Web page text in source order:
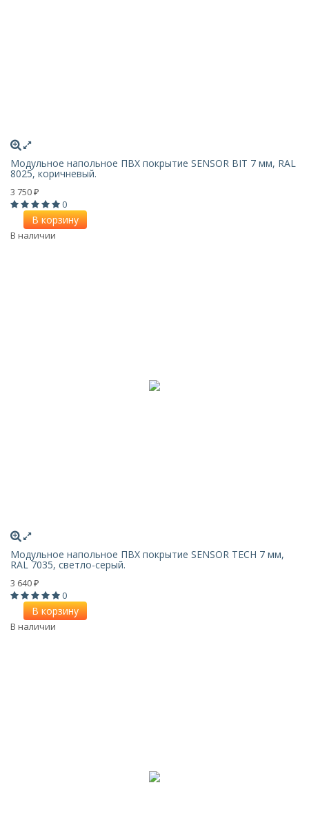
Модульное напольное ПВХ покрытие SENSOR BIT 7 мм, RAL
8025, коричневый.
3 750 ₽
0
В корзину
В наличии
Модульное напольное ПВХ покрытие SENSOR TECH 7 мм,
RAL 7035, светло-серый.
3 640 ₽
0
В корзину
В наличии